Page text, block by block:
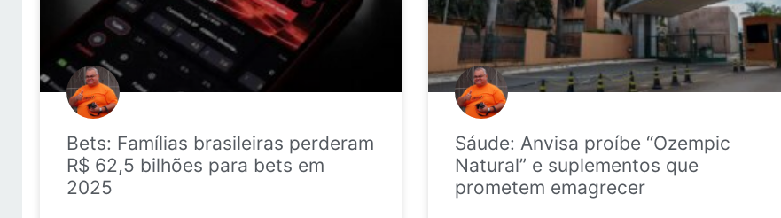
Bets: Famílias brasileiras perderam
R$ 62,5 bilhões para bets em
2025
Sáude: Anvisa proíbe “Ozempic
Natural” e suplementos que
prometem emagrecer